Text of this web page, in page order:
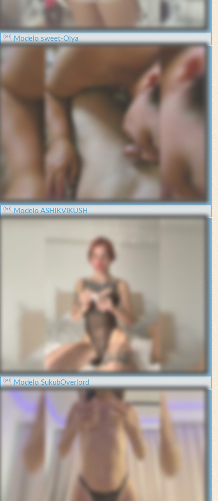
Modelo sweet-Olya
Modelo ASHIKVIKUSH
Modelo SukubOverlord